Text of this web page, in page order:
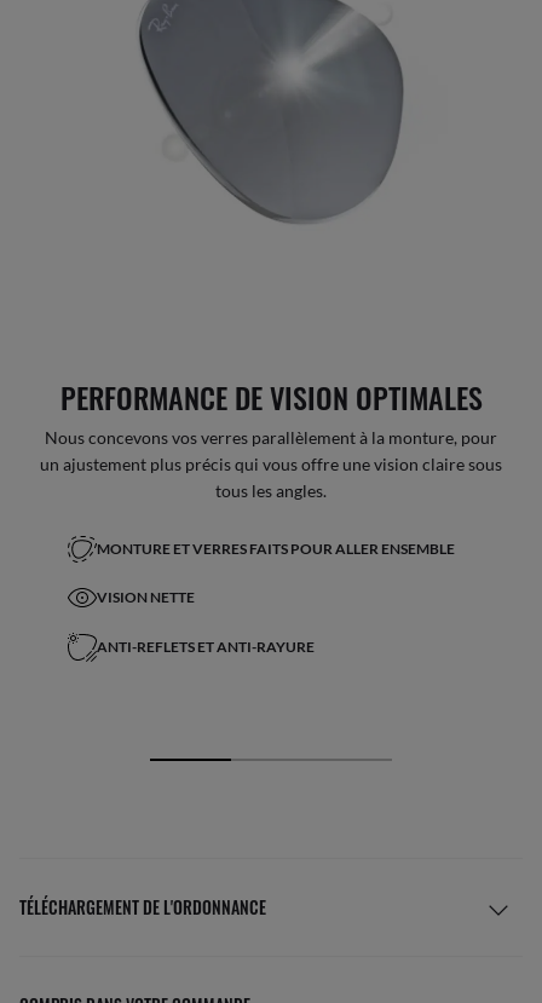
PERFORMANCE DE VISION OPTIMALES
Nous concevons vos verres parallèlement à la monture, pour
un ajustement plus précis qui vous offre une vision claire sous
tous les angles.
MONTURE ET VERRES FAITS POUR ALLER ENSEMBLE
VISION NETTE
ANTI-REFLETS ET ANTI-RAYURE
TÉLÉCHARGEMENT DE L'ORDONNANCE